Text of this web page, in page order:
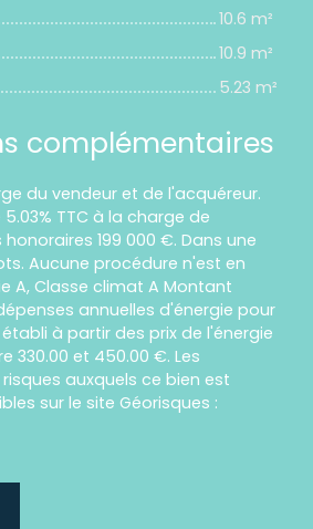
10.6 m²
10.9 m²
5.23 m²
complémentaires
du vendeur et de l'acquéreur.
TTC à la charge de
honoraires 199 000 €. Dans une
Aucune procédure n'est en
A, Classe climat A Montant
annuelles d'énergie pour
à partir des prix de l'énergie
330.00 et 450.00 €. Les
auxquels ce bien est
sur le site Géorisques :